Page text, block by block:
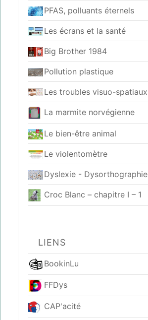
PFAS, polluants éternels
Les écrans et la santé
Big Brother 1984
Pollution plastique
Les troubles visuo-spatiaux
La marmite norvégienne
Le bien-être animal
Le violentomètre
Dyslexie - Dysorthographie
Croc Blanc – chapitre I – 1
LIENS
BookinLu
FFDys
CAP'acité